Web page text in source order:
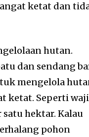
ketat dan
hutan.
dan sendang
mengelola
ketat. Seperti
hektar. Kalau
pohon